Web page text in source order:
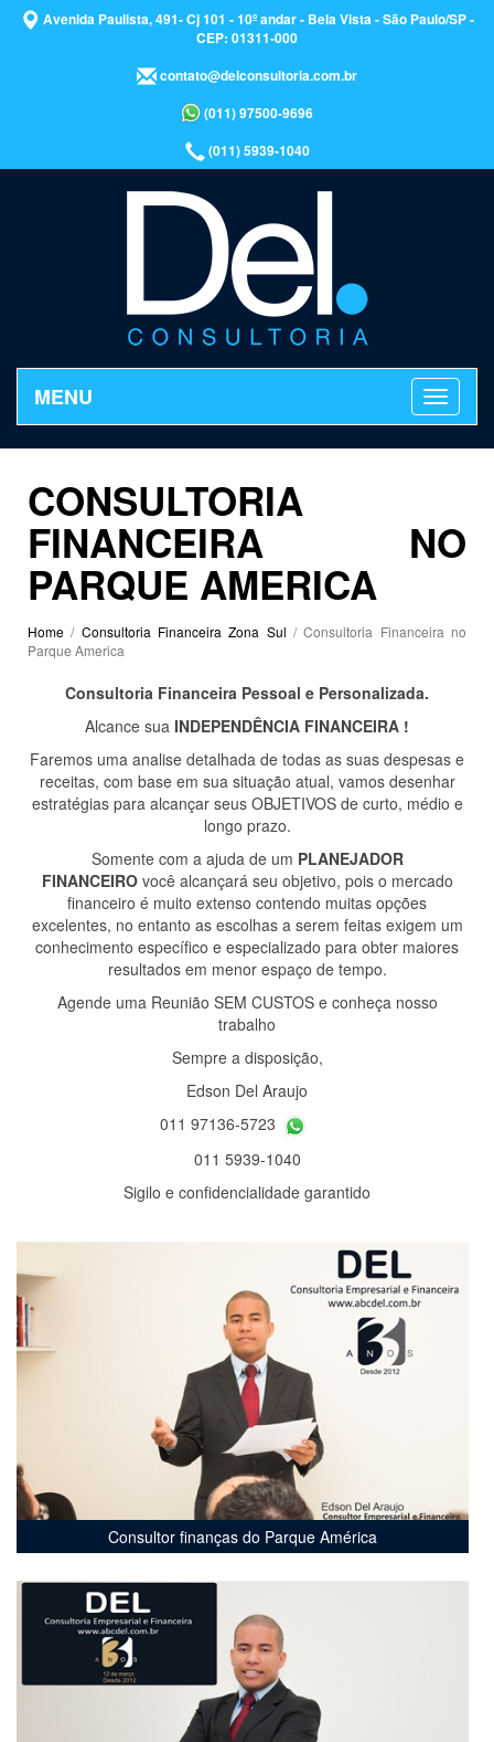
Avenida Paulista, 491- Cj 101 - 10º andar - Bela Vista - São Paulo/SP -
CEP: 01311-000
contato@delconsultoria.com.br
(011) 97500-9696
(011) 5939-1040
MENU
CONSULTORIA
FINANCEIRA NO
PARQUE AMERICA
Home / Consultoria Financeira Zona Sul / Consultoria Financeira no
Parque America
Consultoria Financeira Pessoal e Personalizada.
Alcance sua INDEPENDÊNCIA FINANCEIRA !
Faremos uma analise detalhada de todas as suas despesas e
receitas, com base em sua situação atual, vamos desenhar
estratégias para alcançar seus OBJETIVOS de curto, médio e
longo prazo.
Somente com a ajuda de um PLANEJADOR
FINANCEIROvocê alcançará seu objetivo, pois o mercado
financeiro é muito extenso contendo muitas opções
excelentes, no entanto as escolhas a serem feitas exigem um
conhecimento específico e especializado para obter maiores
resultados em menor espaço de tempo.
Agende uma Reunião SEM CUSTOS e conheça nosso
trabalho
Sempre a disposição,
Edson Del Araujo
011 97136-5723
011 5939-1040
Sigilo e confidencialidade garantido
Consultor finanças do Parque América